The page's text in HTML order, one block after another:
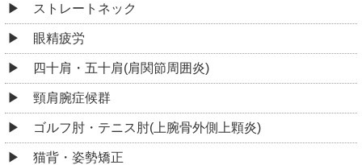
ストレートネック
眼精疲労
四十肩・五十肩(肩関節周囲炎)
頸肩腕症候群
ゴルフ肘・テニス肘(上腕骨外側上顆炎)
猫背・姿勢矯正